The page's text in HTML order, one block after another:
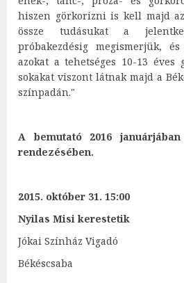
hiszen görkorizni is kell majd
össze tudásukat a
próbakezdésig megismerjük,
azokat a tehetséges 10-13 éves
sokakat viszont látnak majd a
színpadán."
A bemutató 2016
rendezésében.
2015. október 31. 15:00
Nyilas Misi kerestetik
Jókai Színház Vigadó
Békéscsaba